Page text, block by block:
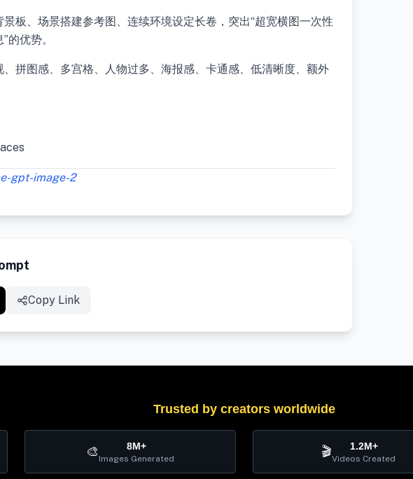
板、场景搭建参考图、连续环境设定长卷，突出“超宽横图一次性
的优势。
、拼图感、多宫格、人物过多、海报感、卡通感、低清晰度、额外
gpt-image-2
Copy Link
Trusted by creators worldwide
🎨 8M+
Images Generated 🎬 1.2M+
Videos Created